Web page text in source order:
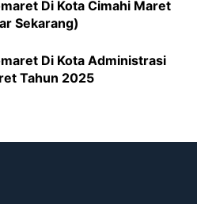
Di Kota Cimahi Maret
Sekarang)
Di Kota Administrasi
Tahun 2025